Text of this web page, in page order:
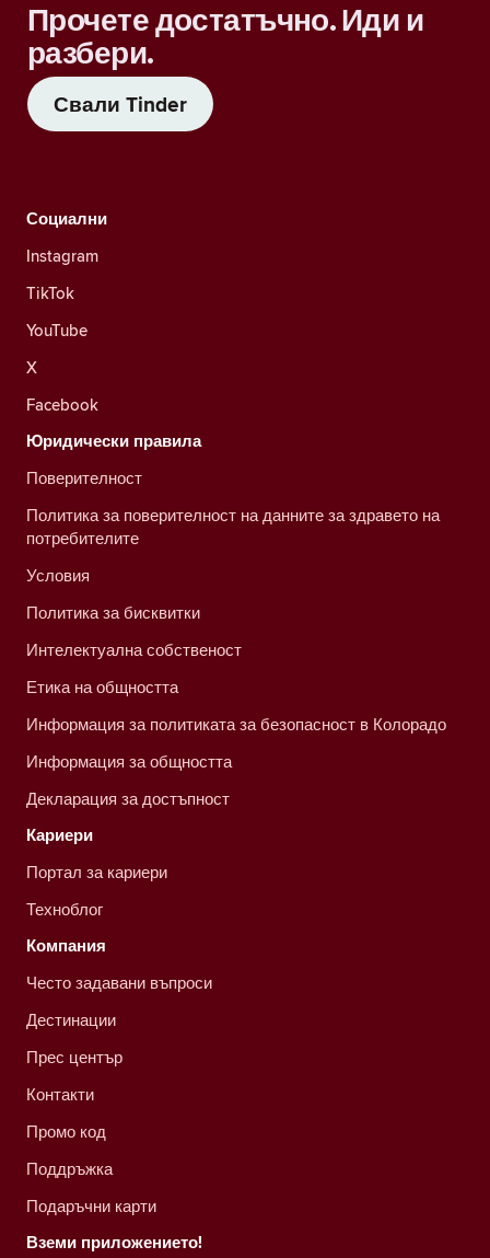
Прочете достатъчно. Иди и
разбери.
Свали Tinder
Социални
Instagram
TikTok
YouTube
X
Facebook
Юридически правила
Поверителност
Политика за поверителност на данните за здравето на
потребителите
Условия
Политика за бисквитки
Интелектуална собственост
Етика на общността
Информация за политиката за безопасност в Колорадо
Информация за общността
Декларация за достъпност
Кариери
Портал за кариери
Техноблог
Компания
Често задавани въпроси
Дестинации
Прес център
Контакти
Промо код
Поддръжка
Подаръчни карти
Вземи приложението!